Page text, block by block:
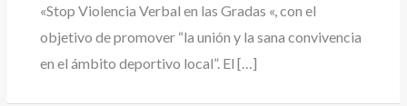
«Stop Violencia Verbal en las Gradas «, con el
objetivo de promover “la unión y la sana convivencia
en el ámbito deportivo local”. El […]